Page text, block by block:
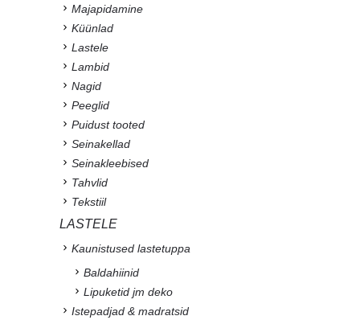
Majapidamine
Küünlad
Lastele
Lambid
Nagid
Peeglid
Puidust tooted
Seinakellad
Seinakleebised
Tahvlid
Tekstiil
LASTELE
Kaunistused lastetuppa
Baldahiinid
Lipuketid jm deko
Istepadjad & madratsid